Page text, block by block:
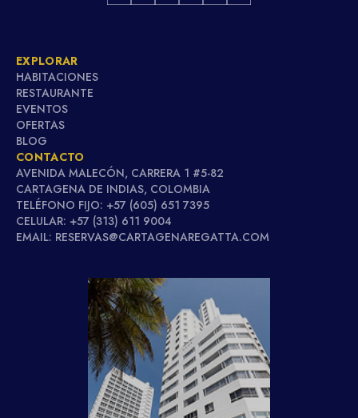
EXPLORAR
HABITACIONES
RESTAURANTE
EVENTOS
OFERTAS
BLOG
CONTACTO
AVENIDA MALECÓN, CARRERA 1 #5-82
CARTAGENA DE INDIAS, COLOMBIA
TELÉFONO FIJO: +57 (605) 651 7395
CELULAR: +57 (313) 611 9004
EMAIL: RESERVAS@CARTAGENAREGATTA.COM